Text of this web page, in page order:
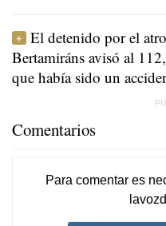
El detenido por el
Bertamiráns avisó al
que había sido un
Comentarios
Para comentar es